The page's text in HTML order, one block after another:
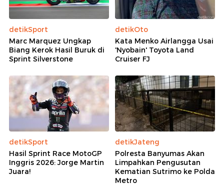
detikSport
Marc Marquez Ungkap
Biang Kerok Hasil Buruk di
Sprint Silverstone
detikOto
Kata Menko Airlangga Usai
'Nyobain' Toyota Land
Cruiser FJ
detikSport
Hasil Sprint Race MotoGP
Inggris 2026: Jorge Martin
Juara!
detikJateng
Polresta Banyumas Akan
Limpahkan Pengusutan
Kematian Sutrimo ke Polda
Metro